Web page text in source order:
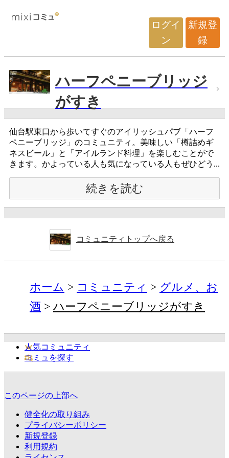
ログイ
ン
新規登
録
ハーフペニーブリッジ
がすき
仙台駅東口から歩いてすぐのアイリッシュパブ「ハーフ
ペニーブリッジ」のコミュニティ。美味しい「樽詰めギ
ネスビール」と「アイルランド料理」を楽しむことがで
きます。かよっている人も気になっている人もぜひどう...
続きを読む
コミュニティトップへ戻る
ホーム コミュニティ
グルメ、お
酒
ハーフペニーブリッジがすき
人気コミュニティ
コミュを探す
このページの上部へ
健全化の取り組み
プライバシーポリシー
新規登録
利用規約